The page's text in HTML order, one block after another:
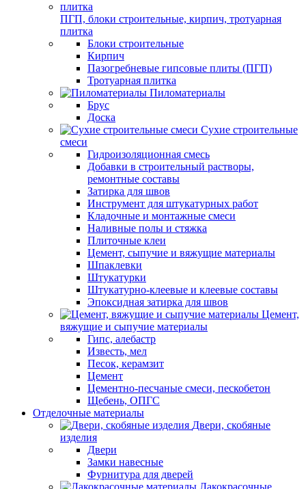
ПГП, блоки строительные, кирпич, тротуарная
плитка
Блоки строительные
Кирпич
Пазогребневые гипсовые плиты (ПГП)
Тротуарная плитка
Пиломатериалы
Брус
Доска
Сухие строительные
смеси
Гидроизоляционная смесь
Добавки в строительный растворы,
ремонтные составы
Затирка для швов
Инструмент для штукатурных работ
Кладочные и монтажные смеси
Наливные полы и стяжка
Плиточные клеи
Цемент, сыпучие и вяжущие материалы
Шпаклевки
Штукатурки
Штукатурно-клеевые и клеевые составы
Эпоксидная затирка для швов
Цемент,
вяжущие и сыпучие материалы
Гипс, алебастр
Известь, мел
Песок, керамзит
Цемент
Цементно-песчаные смеси, пескобетон
Щебень, ОПГС
Отделочные материалы
Двери, скобяные
изделия
Двери
Замки навесные
Фурнитура для дверей
Лакокрасочные